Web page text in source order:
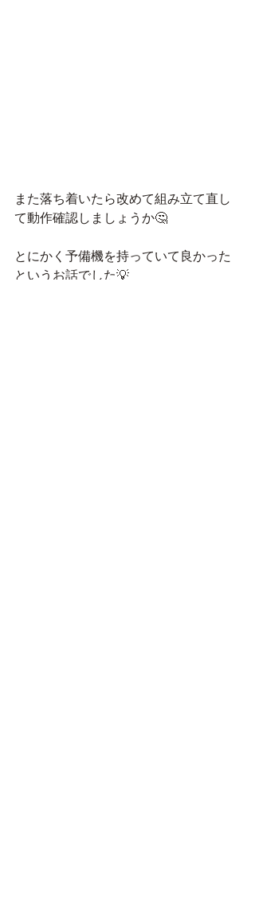
また落ち着いたら改めて組み立て直し
て動作確認しましょうか🤔
とにかく予備機を持っていて良かった
というお話でした💡